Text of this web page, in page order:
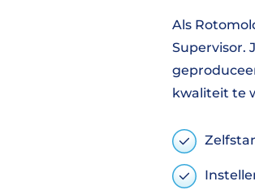
Als
Supervisor.
kwaliteit te